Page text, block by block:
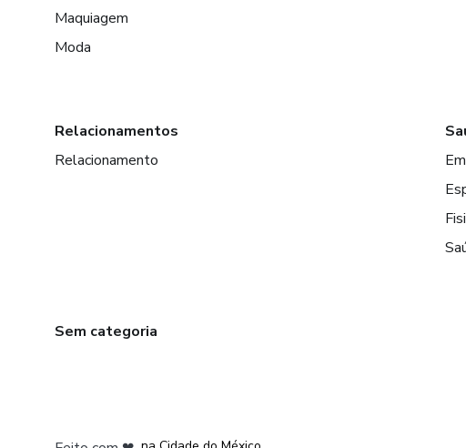
Maquiagem
Moda
Relacionamentos
Relacionamento
Sem categoria
na Cidade do México